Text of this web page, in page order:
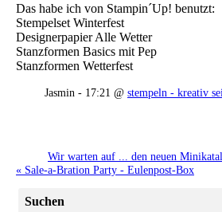
Das habe ich von Stampin´Up! benutzt:
Stempelset Winterfest
Designerpapier Alle Wetter
Stanzformen Basics mit Pep
Stanzformen Wetterfest
Jasmin - 17:21 @ stempeln - kreativ
Wir warten auf ... den neuen
« Sale-a-Bration Party - Eulenpost-Box
Suchen